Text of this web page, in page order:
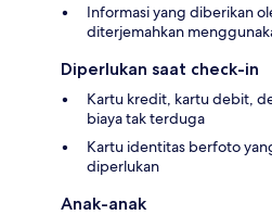
Informasi yang diberikan
diterjemahkan
Diperlukan saat check-in
Kartu kredit, kartu debit,
biaya tak terduga
Kartu identitas berfoto
diperlukan
Anak-anak